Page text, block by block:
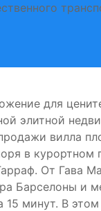
для
элитной
вилла
в курортном
От Гава
Барселоны и
15 минут. В